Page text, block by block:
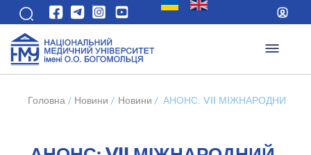
Головна / Новини / Новини / АНОНС: VII МІЖНАРОДНИЙ